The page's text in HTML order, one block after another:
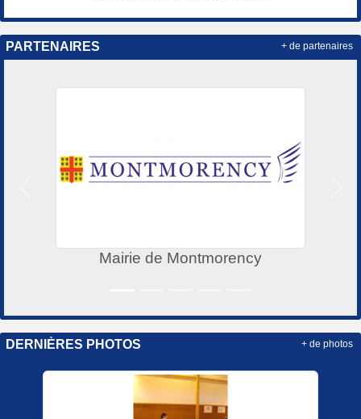
PARTENAIRES
Mairie de Montmorency
+ de partenaires
DERNIÈRES PHOTOS + de photos